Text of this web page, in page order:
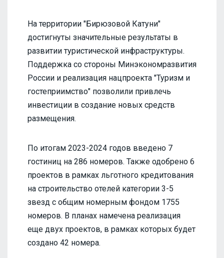
На территории "Бирюзовой Катуни"
достигнуты значительные результаты в
развитии туристической инфраструктуры.
Поддержка со стороны Минэкономразвития
России и реализация нацпроекта "Туризм и
гостеприимство" позволили привлечь
инвестиции в создание новых средств
размещения.
По итогам 2023-2024 годов введено 7
гостиниц на 286 номеров. Также одобрено 6
проектов в рамках льготного кредитования
на строительство отелей категории 3-5
звезд с общим номерным фондом 1755
номеров. В планах намечена реализация
еще двух проектов, в рамках которых будет
создано 42 номера.